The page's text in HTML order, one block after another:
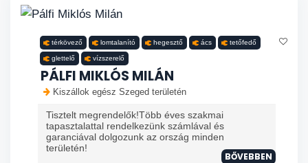
térkövező lomtalanító hegesztő ács tetőfedő
glettelő vízszerelő
PÁLFI MIKLÓS MILÁN
Kiszállok egész Szeged területén
Tisztelt megrendelők!Több éves szakmai
tapasztalattal rendelkezünk számlával és
garanciával dolgozunk az ország minden
területén!
BŐVEBBEN